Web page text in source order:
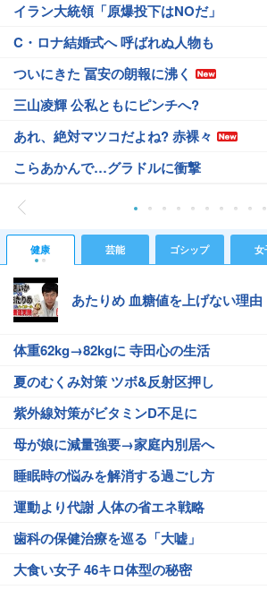
イラン大統領「原爆投下はNOだ」
C・ロナ結婚式へ 呼ばれぬ人物も
ついにきた 冨安の朗報に沸く
三山凌輝 公私ともにピンチへ?
あれ、絶対マツコだよね? 赤裸々
こらあかんで…グラドルに衝撃
健康 芸能 ゴシップ 女
あたりめ 血糖値を上げない理由
体重62kg→82kgに 寺田心の生活
夏のむくみ対策 ツボ&反射区押し
紫外線対策がビタミンD不足に
母が娘に減量強要→家庭内別居へ
睡眠時の悩みを解消する過ごし方
運動より代謝 人体の省エネ戦略
歯科の保健治療を巡る「大嘘」
大食い女子 46キロ体型の秘密